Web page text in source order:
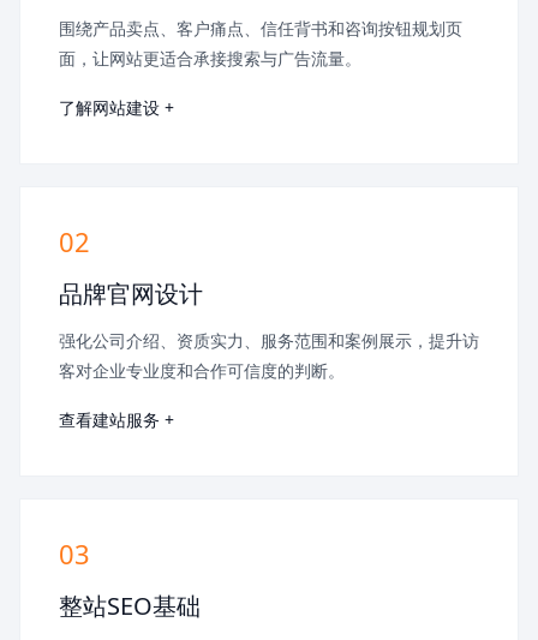
围绕产品卖点、客户痛点、信任背书和咨询按钮规划页
面，让网站更适合承接搜索与广告流量。
了解网站建设 +
02
品牌官网设计
强化公司介绍、资质实力、服务范围和案例展示，提升访
客对企业专业度和合作可信度的判断。
查看建站服务 +
03
整站SEO基础